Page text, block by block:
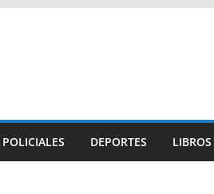
DEPORTES LIBROS